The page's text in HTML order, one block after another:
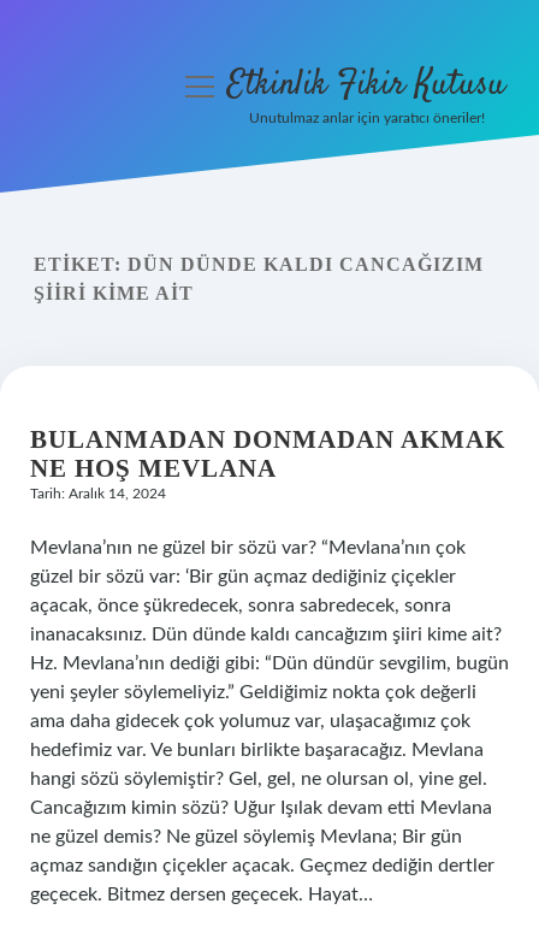
Yasal Uyarı
menüyüEtkinlik Fikir Kutusu
Unutulmaz anlar için yaratıcı öneriler!
ETIKET: DÜN DÜNDE KALDI CANCAĞIZIM
ŞIIRI KIME AIT
BULANMADAN DONMADAN AKMAK
NE HOŞ MEVLANA
Tarih: Aralık 14, 2024
Mevlana’nın ne güzel bir sözü var? “Mevlana’nın çok
güzel bir sözü var: ‘Bir gün açmaz dediğiniz çiçekler
açacak, önce şükredecek, sonra sabredecek, sonra
inanacaksınız. Dün dünde kaldı cancağızım şiiri kime ait?
Hz. Mevlana’nın dediği gibi: “Dün dündür sevgilim, bugün
yeni şeyler söylemeliyiz.” Geldiğimiz nokta çok değerli
ama daha gidecek çok yolumuz var, ulaşacağımız çok
hedefimiz var. Ve bunları birlikte başaracağız. Mevlana
hangi sözü söylemiştir? Gel, gel, ne olursan ol, yine gel.
Cancağızım kimin sözü? Uğur Işılak devam etti Mevlana
ne güzel demis? Ne güzel söylemiş Mevlana; Bir gün
açmaz sandığın çiçekler açacak. Geçmez dediğin dertler
geçecek. Bitmez dersen geçecek. Hayat…